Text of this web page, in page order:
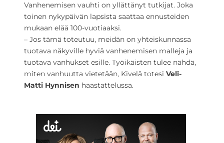
Vanhenemisen vauhti on yllättänyt tutkijat. Joka
toinen nykypäivän lapsista saattaa ennusteiden
mukaan elää 100-vuotiaaksi.
– Jos tämä toteutuu, meidän on yhteiskunnassa
tuotava näkyville hyviä vanhenemisen malleja ja
tuotava vanhukset esille. Työikäisten tulee nähdä,
miten vanhuutta vietetään, Kivelä totesi Veli-
Matti Hynnisen haastattelussa.